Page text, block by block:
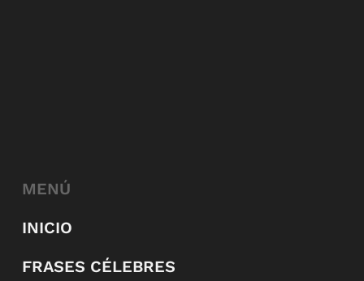
MENÚ
INICIO
FRASES CÉLEBRES